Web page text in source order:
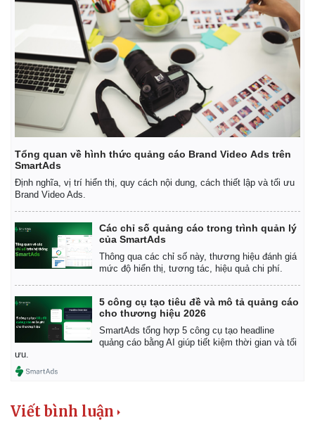
Tổng quan về hình thức quảng cáo Brand Video Ads trên
SmartAds
Định nghĩa, vị trí hiển thị, quy cách nội dung, cách thiết lập và tối ưu
Brand Video Ads.
Các chỉ số quảng cáo trong trình quản lý
của SmartAds
Thông qua các chỉ số này, thương hiệu đánh giá
mức độ hiển thị, tương tác, hiệu quả chi phí.
5 công cụ tạo tiêu đề và mô tả quảng cáo
cho thương hiệu 2026
SmartAds tổng hợp 5 công cụ tạo headline
quảng cáo bằng AI giúp tiết kiệm thời gian và tối
ưu.
Viết bình luận